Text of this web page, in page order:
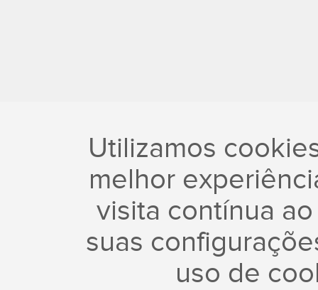
Utilizamos
melhor
visita contínua
suas
uso de